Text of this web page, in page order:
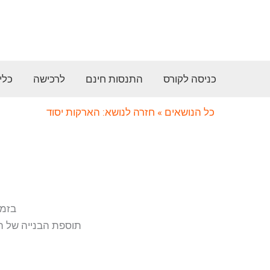
כניסה לקורס התנסות חינם לרכישה
כל הנושאים » חזרה לנושא: הארקות יסוד
תוספת הבנייה של